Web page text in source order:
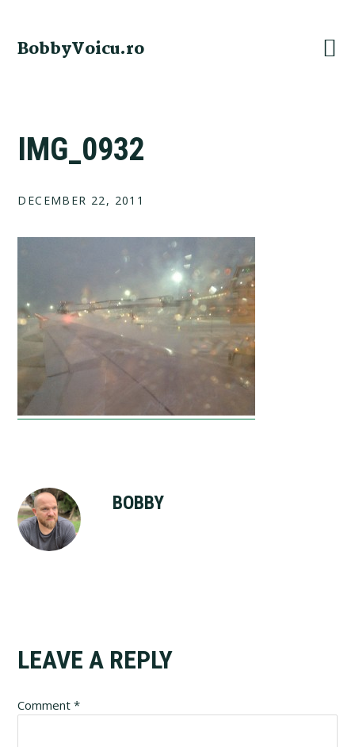
primary
main
primary
footer
BobbyVoicu.ro
IMG_0932
DECEMBER 22, 2011
BOBBY
Reader
Interactions
LEAVE A REPLY
Comment*